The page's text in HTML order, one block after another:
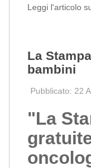
Leggi l'articolo
La
bambini
Pubblicato: 22
"La